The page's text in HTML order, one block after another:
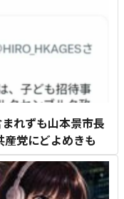
れずも山本景市長
産党にどよめきも